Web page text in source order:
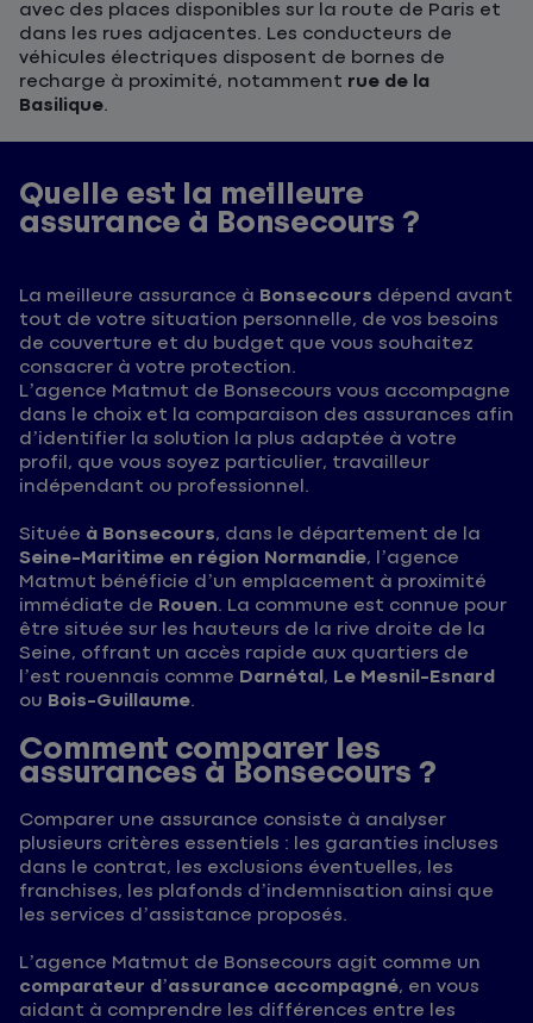
avec des places disponibles sur la route de Paris et
dans les rues adjacentes. Les conducteurs de
véhicules électriques disposent de bornes de
recharge à proximité, notamment rue de la
Basilique.
Quelle est la meilleure
assurance à Bonsecours ?
La meilleure assurance à Bonsecours dépend avant
tout de votre situation personnelle, de vos besoins
de couverture et du budget que vous souhaitez
consacrer à votre protection.
L’agence Matmut de Bonsecours vous accompagne
dans le choix et la comparaison des assurances afin
d’identifier la solution la plus adaptée à votre
profil, que vous soyez particulier, travailleur
indépendant ou professionnel.
Située à Bonsecours, dans le département de la
Seine-Maritime en région Normandie, l’agence
Matmut bénéficie d’un emplacement à proximité
immédiate de Rouen. La commune est connue pour
être située sur les hauteurs de la rive droite de la
Seine, offrant un accès rapide aux quartiers de
l’est rouennais comme Darnétal , Le Mesnil-Esnard
ou Bois-Guillaume.
Comment comparer les
assurances à Bonsecours ?
Comparer une assurance consiste à analyser
plusieurs critères essentiels : les garanties incluses
dans le contrat, les exclusions éventuelles, les
franchises, les plafonds d’indemnisation ainsi que
les services d’assistance proposés.
L’agence Matmut de Bonsecours agit comme un
comparateur d’assurance accompagné, en vous
aidant à comprendre les différences entre les